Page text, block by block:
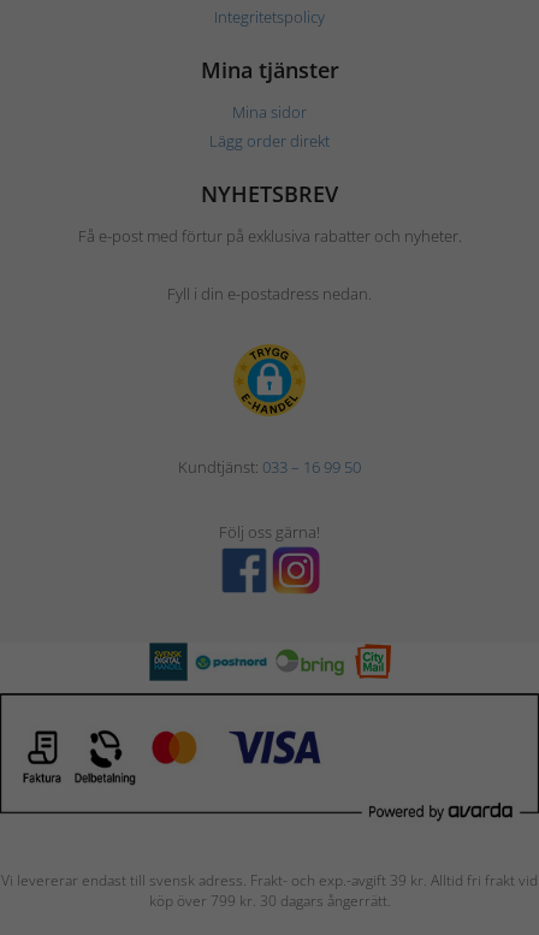
Integritetspolicy
Mina tjänster
Mina sidor
Lägg order direkt
NYHETSBREV
Få e-post med förtur på exklusiva rabatter och nyheter.
Fyll i din e-postadress nedan.
Kundtjänst: 033 – 16 99 50
Följ oss gärna!
Vi levererar endast till svensk adress. Frakt- och exp.-avgift 39 kr. Alltid fri frakt vid
köp över 799 kr. 30 dagars ångerrätt.